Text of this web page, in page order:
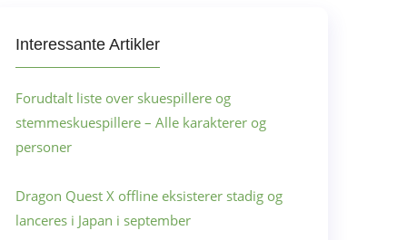
Interessante Artikler
Forudtalt liste over skuespillere og
stemmeskuespillere – Alle karakterer og
personer
Dragon Quest X offline eksisterer stadig og
lanceres i Japan i september